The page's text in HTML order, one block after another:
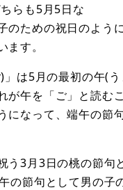
らも5月5日な
のための祝日のよう
ます。
は5月の最初の午(
が午を「ご」と読む
になって、端午の節
う3月3日の桃の節句
の節句として男の子